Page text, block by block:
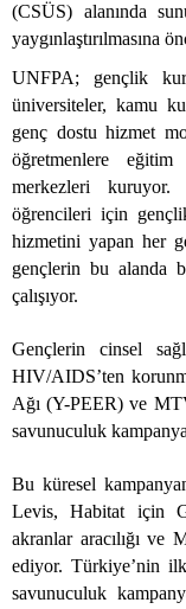
(CSÜS) alanında
yaygınlaştırılmasına
UNFPA; gençlik
üniversiteler, kamu
genç dostu hizmet
öğretmenlere
merkezleri
öğrencileri için
hizmetini yapan her
gençlerin bu alanda
çalışıyor.
Gençlerin cinsel
HIV/AIDS’ten
Ağı (Y-PEER) ve
savunuculuk
Bu küresel
Levis, Habitat için
akranlar aracılığı
ediyor. Türkiye’nin
savunuculuk